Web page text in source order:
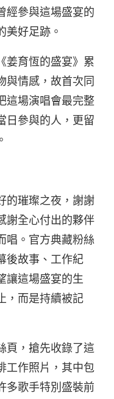
經參與這場盛宴的
美好足跡。
姜育恆的盛宴》累
與情感，故首次同
這場演唱會最完整
日參與的人，更留
的璀璨之夜，謝謝
謝全心付出的夥伴
唱。官方典藏粉絲
後故事、工作紀
讓這場盛宴的生
，而是持續被記
頁，搶先收錄了這
工作照片，其中包
多歌手特別盛裝前